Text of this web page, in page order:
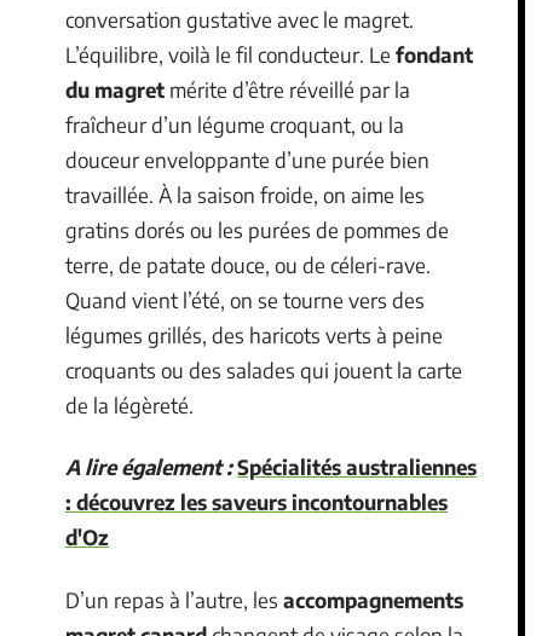
conversation gustative avec le magret.
L’équilibre, voilà le fil conducteur. Le fondant
du magret mérite d’être réveillé par la
fraîcheur d’un légume croquant, ou la
douceur enveloppante d’une purée bien
travaillée. À la saison froide, on aime les
gratins dorés ou les purées de pommes de
terre, de patate douce, ou de céleri-rave.
Quand vient l’été, on se tourne vers des
légumes grillés, des haricots verts à peine
croquants ou des salades qui jouent la carte
de la légèreté.
A lire également :Spécialités australiennes
: découvrez les saveurs incontournables
d'Oz
D’un repas à l’autre, les accompagnements